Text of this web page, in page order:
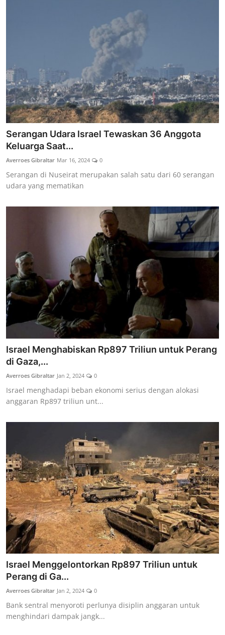
Serangan Udara Israel Tewaskan 36 Anggota
Keluarga Saat...
Averroes Gibraltar Mar 16, 2024 0
Serangan di Nuseirat merupakan salah satu dari 60 serangan
udara yang mematikan
Israel Menghabiskan Rp897 Triliun untuk Perang
di Gaza,...
Averroes Gibraltar Jan 2, 2024 0
Israel menghadapi beban ekonomi serius dengan alokasi
anggaran Rp897 triliun unt...
Israel Menggelontorkan Rp897 Triliun untuk
Perang di Ga...
Averroes Gibraltar Jan 2, 2024 0
Bank sentral menyoroti perlunya disiplin anggaran untuk
menghindari dampak jangk...